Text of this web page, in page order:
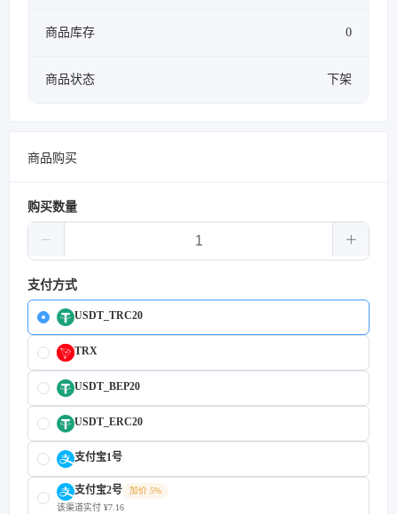
商品库存 0
商品状态 下架
商品购买
购买数量
支付方式
USDT_TRC20
TRX
USDT_BEP20
USDT_ERC20
支付宝1号
支付宝2号
加价 5%
该渠道实付 ¥7.16